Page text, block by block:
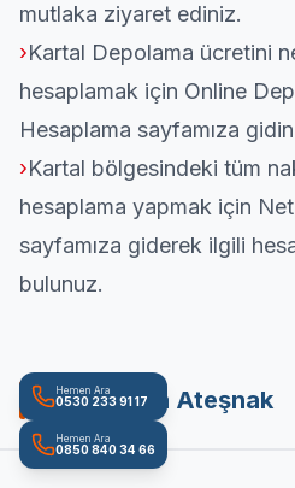
mutlaka ziyaret ediniz.
›Kartal Depolama ücretini
hesaplamak için Online
Hesaplama sayfamıza
›Kartal bölgesindeki tüm
hesaplama yapmak için
sayfamıza giderek ilgili
bulunuz.
YouTube'da Ateşnak
Hemen Ara
0530 233 91 17
Hemen Ara
0850 840 34 66